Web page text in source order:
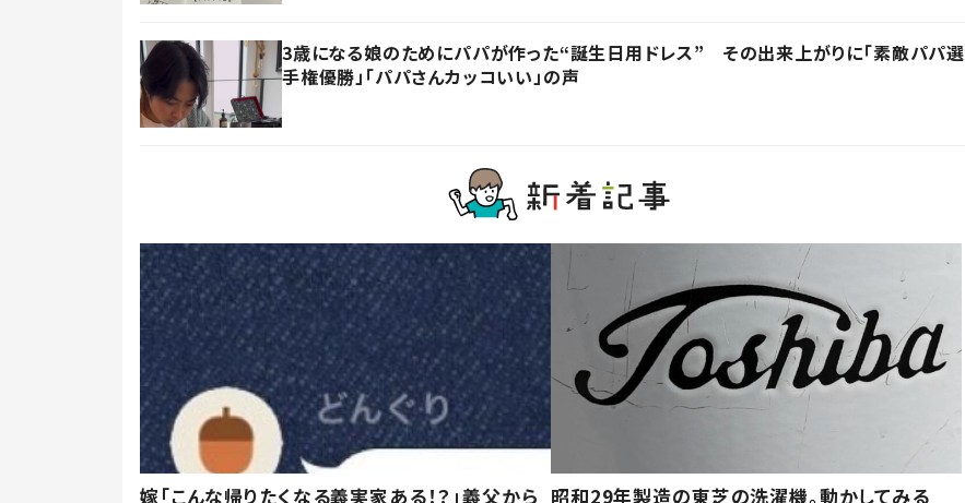
3歳になる娘のためにパパが作った“誕生日用ドレス” その出来上がりに「素敵パパ選
手権優勝」「パパさんカッコいい」の声
嫁「こんな帰りたくなる義実家ある！？」義父から 昭和29年製造の東芝の洗濯機。動かしてみる